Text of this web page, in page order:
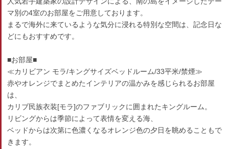
マ別の4室のお部屋をご用意しております。
まるで海外に来ているような気分に浸れる特別な空間は、記念日な
どにもおすすめです。
■お部屋■
≪カリビアン モラ/キングサイズベッドルーム/33平米/禁煙≫
赤やオレンジでまとめたインテリアの温かみを感じられるお部屋
は、
カリブ民族衣装[モラ]のファブリックに囲まれたキングルーム。
リビングからは季節によって表情を変える海、
ベッドからは次第に色濃くなるオレンジ色の夕日を眺めることもで
きます。